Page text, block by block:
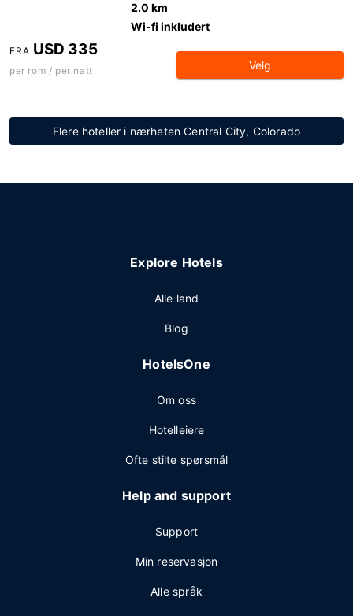
2.0 km
Wi-fi inkludert
FRA USD 335
per rom / per natt Velg
Flere hoteller i nærheten Central City, Colorado
Explore Hotels
Alle land
Blog
HotelsOne
Om oss
Hotelleiere
Ofte stilte spørsmål
Help and support
Support
Min reservasjon
Alle språk